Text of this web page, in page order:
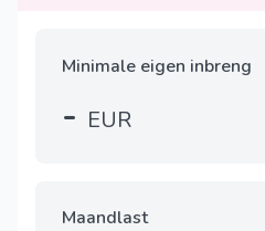
Minimale eigen inbreng
- EUR
Maandlast